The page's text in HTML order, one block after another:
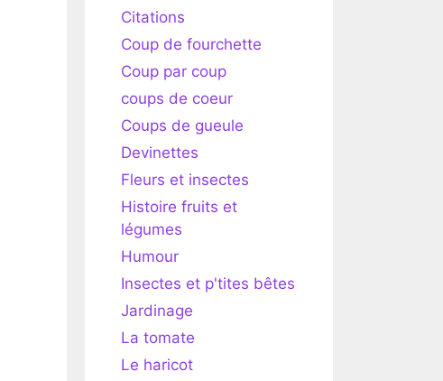
Citations
Coup de fourchette
Coup par coup
coups de coeur
Coups de gueule
Devinettes
Fleurs et insectes
Histoire fruits et
légumes
Humour
Insectes et p'tites bêtes
Jardinage
La tomate
Le haricot